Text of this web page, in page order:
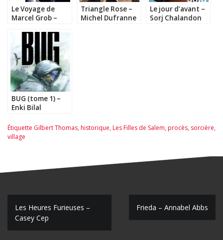
Le Voyage de
Marcel Grob –
Sébastien
Goethals
Triangle Rose –
Michel Dufranne
Le jour d’avant –
Sorj Chalandon
BUG (tome 1) –
Enki Bilal
Étiquette Gilbert Thomas,historique,Les Filles de Salem,procès, sorcière,
village
N
a
Les Heures Furieuses –
Casey Cep
Frieda – Annabel Abbs